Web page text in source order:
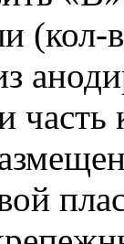
(кол-
часть